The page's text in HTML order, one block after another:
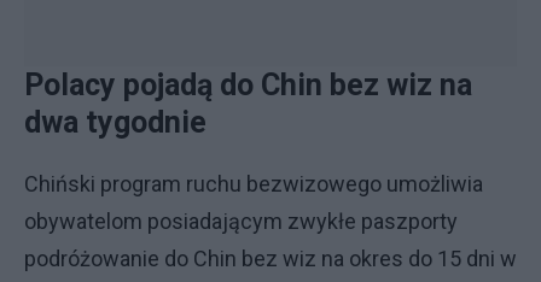
Polacy pojadą do Chin bez wiz na
dwa tygodnie
Chiński program ruchu bezwizowego umożliwia
obywatelom posiadającym zwykłe paszporty
podróżowanie do Chin bez wiz na okres do 15 dni w